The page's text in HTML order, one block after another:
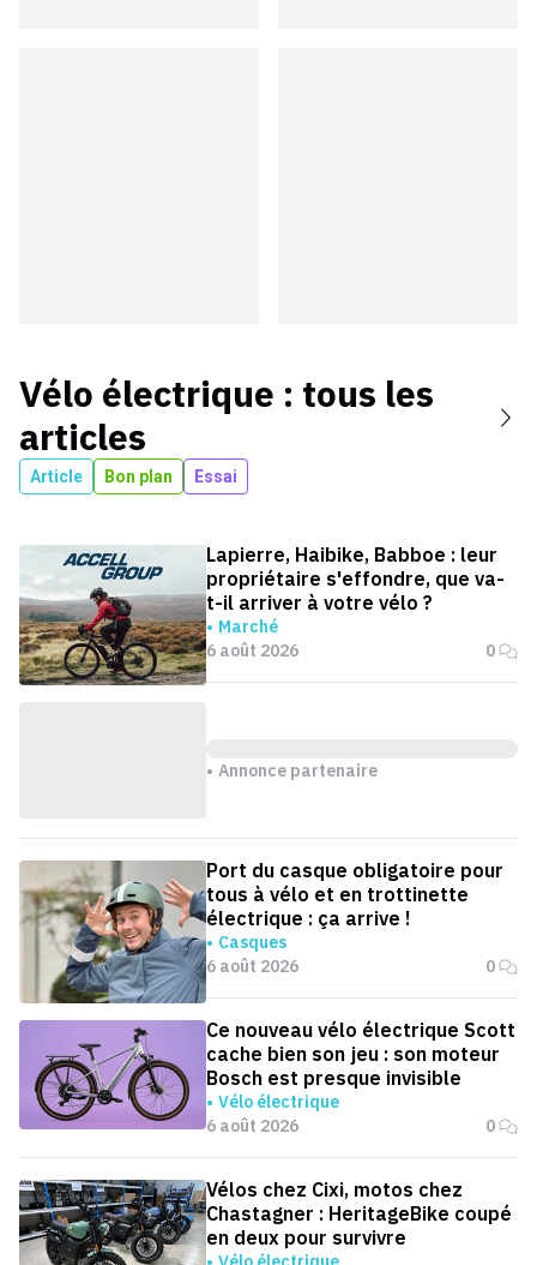
Vélo électrique : tous les
articles
Article Bon plan Essai
Lapierre, Haibike, Babboe : leur
propriétaire s'effondre, que va-
t-il arriver à votre vélo ?
Marché
6 août 2026
0
Annonce partenaire
Port du casque obligatoire pour
tous à vélo et en trottinette
électrique : ça arrive !
Casques
6 août 2026
0
Ce nouveau vélo électrique Scott
cache bien son jeu : son moteur
Bosch est presque invisible
Vélo électrique
6 août 2026
0
Vélos chez Cixi, motos chez
Chastagner : HeritageBike coupé
en deux pour survivre